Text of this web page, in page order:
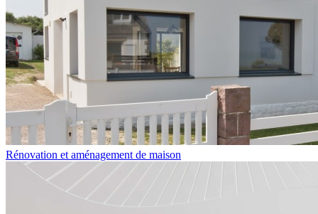
Rénovation et aménagement de maison